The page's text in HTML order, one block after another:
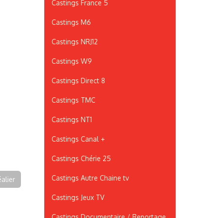
Castings France 5
Castings M6
Castings NRJ12
Castings W9
Castings Direct 8
Castings TMC
Castings NT1
Castings Canal +
Castings Chérie 25
Castings Autre Chaine tv
Castings Jeux TV